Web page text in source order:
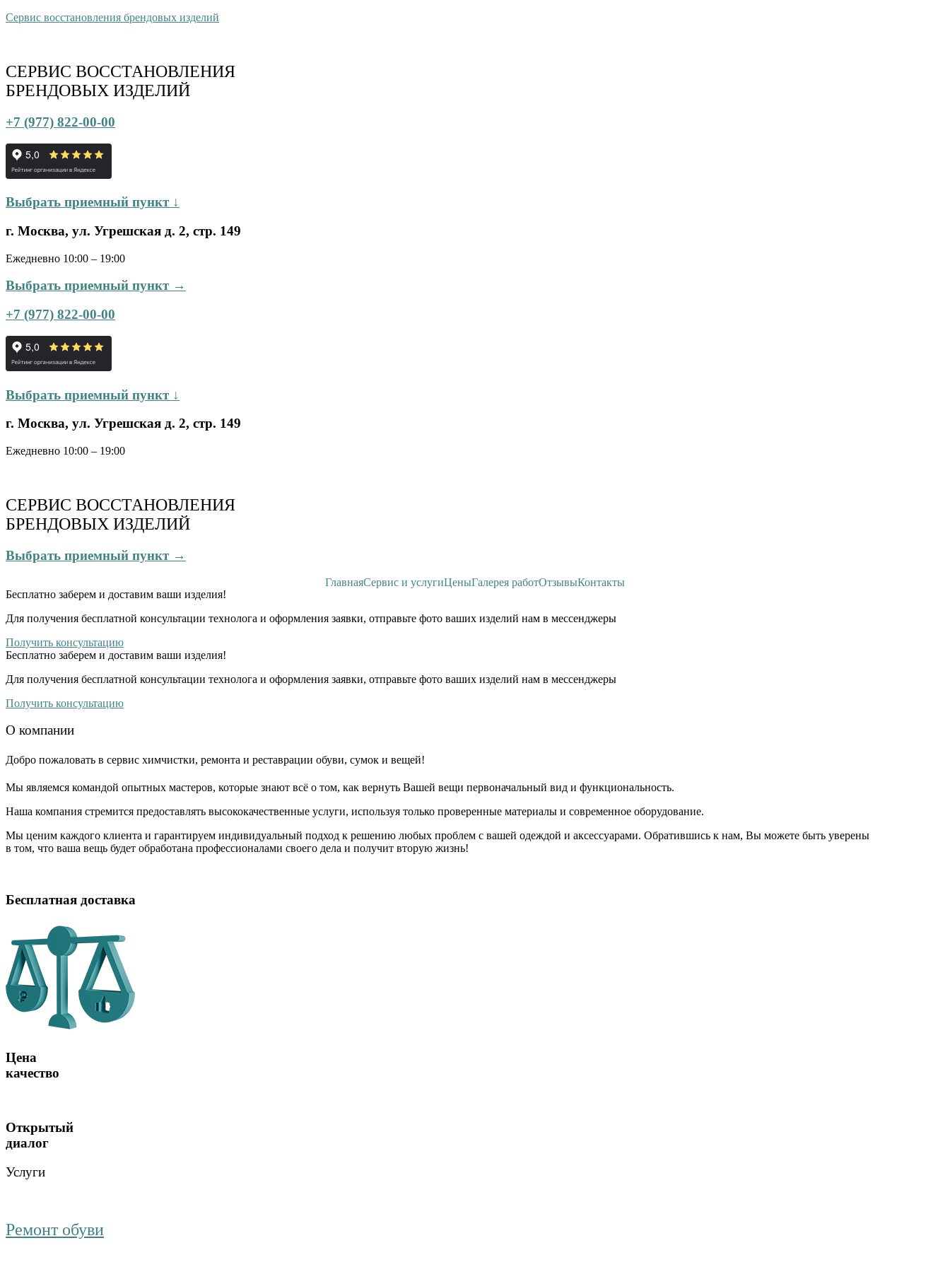
Сервис восстановления брендовых изделий
СЕРВИС ВОССТАНОВЛЕНИЯ
БРЕНДОВЫХ ИЗДЕЛИЙ
+7 (977) 822-00-00
Выбрать приемный пункт ↓
г. Москва, ул. Угрешская д. 2, стр. 149
Ежедневно 10:00 – 19:00
Выбрать приемный пункт →
+7 (977) 822-00-00
Выбрать приемный пункт ↓
г. Москва, ул. Угрешская д. 2, стр. 149
Ежедневно 10:00 – 19:00
СЕРВИС ВОССТАНОВЛЕНИЯ
БРЕНДОВЫХ ИЗДЕЛИЙ
Выбрать приемный пункт →
ГлавнаяСервис и услугиЦеныГалерея работОтзывыКонтакты
Бесплатно заберем и доставим ваши изделия!
Для получения бесплатной консультации технолога и оформления заявки, отправьте фото ваших изделий нам в мессенджеры
Получить консультацию
Бесплатно заберем и доставим ваши изделия!
Для получения бесплатной консультации технолога и оформления заявки, отправьте фото ваших изделий нам в мессенджеры
Получить консультацию
О компании
Добро пожаловать в сервис химчистки, ремонта и реставрации обуви, сумок и вещей!
Мы являемся командой опытных мастеров, которые знают всё о том, как вернуть Вашей вещи первоначальный вид и функциональность.
Наша компания стремится предоставлять высококачественные услуги, используя только проверенные материалы и современное оборудование.
Мы ценим каждого клиента и гарантируем индивидуальный подход к решению любых проблем с вашей одеждой и аксессуарами. Обратившись к нам, Вы можете быть уверены
в том, что ваша вещь будет обработана профессионалами своего дела и получит вторую жизнь!
Бесплатная доставка
Цена
качество
Открытый
диалог
Услуги
Ремонт обуви